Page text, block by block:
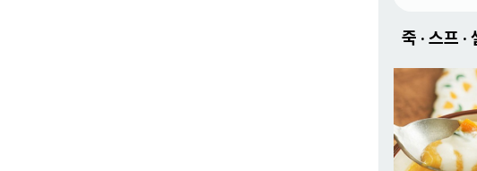
죽 · 스프 ·